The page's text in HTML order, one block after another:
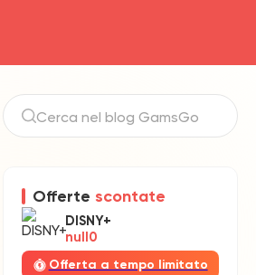
Offerte scontate
DISNY+
null0
Offerta a tempo limitato